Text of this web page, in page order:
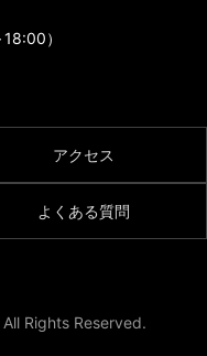
）
アクセス
よくある質問
Rights Reserved.